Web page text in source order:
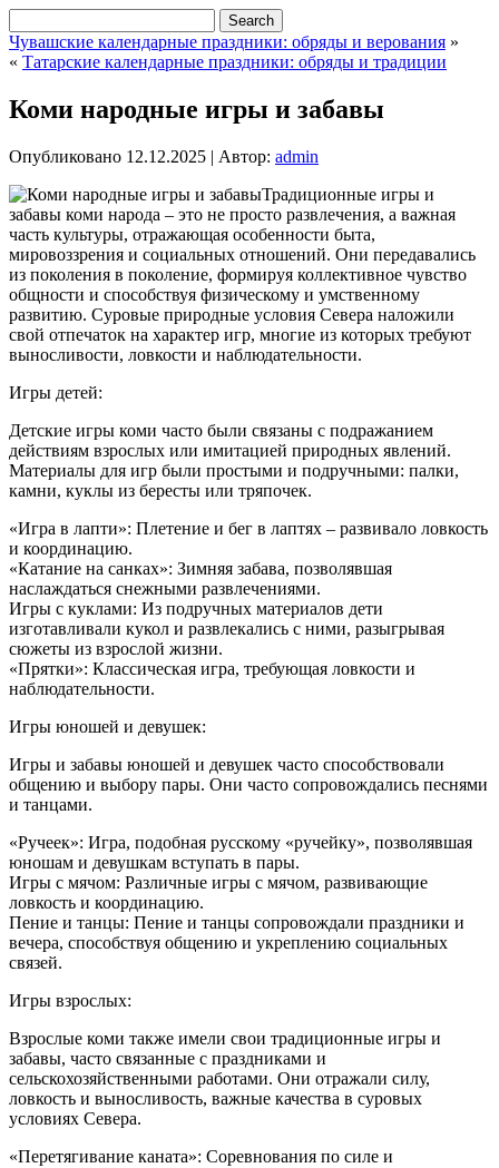
Чувашские календарные праздники: обряды и верования »
« Татарские календарные праздники: обряды и традиции
Коми народные игры и забавы
Опубликовано 12.12.2025 | Автор: admin
Традиционные игры и
забавы коми народа – это не просто развлечения, а важная
часть культуры, отражающая особенности быта,
мировоззрения и социальных отношений. Они передавались
из поколения в поколение, формируя коллективное чувство
общности и способствуя физическому и умственному
развитию. Суровые природные условия Севера наложили
свой отпечаток на характер игр, многие из которых требуют
выносливости, ловкости и наблюдательности.
Игры детей:
Детские игры коми часто были связаны с подражанием
действиям взрослых или имитацией природных явлений.
Материалы для игр были простыми и подручными: палки,
камни, куклы из бересты или тряпочек.
«Игра в лапти»: Плетение и бег в лаптях – развивало ловкость
и координацию.
«Катание на санках»: Зимняя забава, позволявшая
наслаждаться снежными развлечениями.
Игры с куклами: Из подручных материалов дети
изготавливали кукол и развлекались с ними, разыгрывая
сюжеты из взрослой жизни.
«Прятки»: Классическая игра, требующая ловкости и
наблюдательности.
Игры юношей и девушек:
Игры и забавы юношей и девушек часто способствовали
общению и выбору пары. Они часто сопровождались песнями
и танцами.
«Ручеек»: Игра, подобная русскому «ручейку», позволявшая
юношам и девушкам вступать в пары.
Игры с мячом: Различные игры с мячом, развивающие
ловкость и координацию.
Пение и танцы: Пение и танцы сопровождали праздники и
вечера, способствуя общению и укреплению социальных
связей.
Игры взрослых:
Взрослые коми также имели свои традиционные игры и
забавы, часто связанные с праздниками и
сельскохозяйственными работами. Они отражали силу,
ловкость и выносливость, важные качества в суровых
условиях Севера.
«Перетягивание каната»: Соревнования по силе и